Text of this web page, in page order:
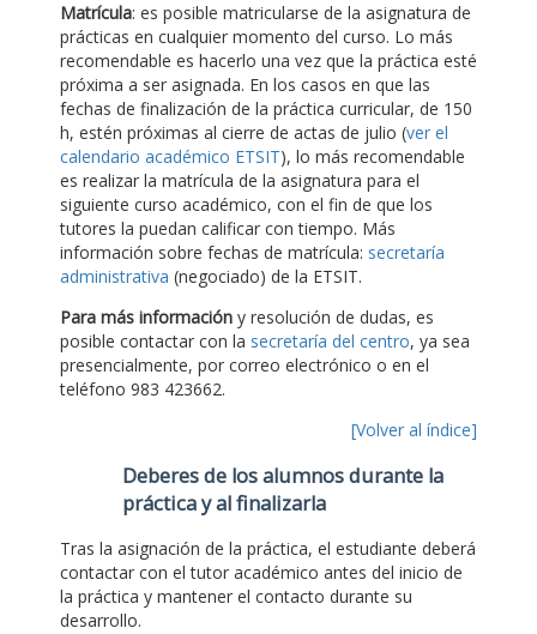
Matrícula: es posible matricularse de la asignatura de
prácticas en cualquier momento del curso. Lo más
recomendable es hacerlo una vez que la práctica esté
próxima a ser asignada. En los casos en que las
fechas de finalización de la práctica curricular, de 150
h, estén próximas al cierre de actas de julio (ver el
calendario académico ETSIT), lo más recomendable
es realizar la matrícula de la asignatura para el
siguiente curso académico, con el fin de que los
tutores la puedan calificar con tiempo. Más
información sobre fechas de matrícula: secretaría
administrativa (negociado) de la ETSIT.
Para más información y resolución de dudas, es
posible contactar con la secretaría del centro, ya sea
presencialmente, por correo electrónico o en el
teléfono 983 423662.
[Volver al índice]
Deberes de los alumnos durante la
práctica y al finalizarla
Tras la asignación de la práctica, el estudiante deberá
contactar con el tutor académico antes del inicio de
la práctica y mantener el contacto durante su
desarrollo.